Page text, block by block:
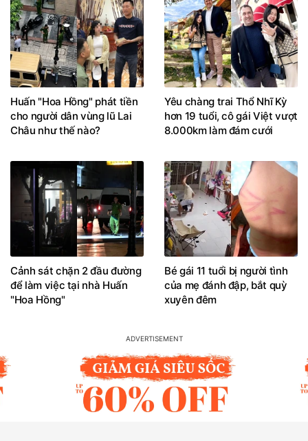
Huấn "Hoa Hồng" phát tiền
cho người dân vùng lũ Lai
Châu như thế nào?
Yêu chàng trai Thổ Nhĩ Kỳ
hơn 19 tuổi, cô gái Việt vượt
8.000km làm đám cưới
Cảnh sát chặn 2 đầu đường
để làm việc tại nhà Huấn
"Hoa Hồng"
Bé gái 11 tuổi bị người tình
của mẹ đánh đập, bắt quỳ
xuyên đêm